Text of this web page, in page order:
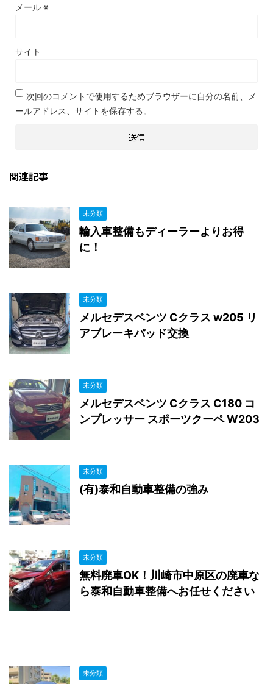
メール ※
サイト
次回のコメントで使用するためブラウザーに自分の名前、メ
ールアドレス、サイトを保存する。
関連記事
未分類
輸入車整備もディーラーよりお得
に！
未分類
メルセデスベンツ Cクラス w205 リ
アブレーキパッド交換
未分類
メルセデスベンツ Cクラス C180 コ
ンプレッサー スポーツクーペ W203
未分類
(有)泰和自動車整備の強み
未分類
無料廃車OK！川崎市中原区の廃車な
ら泰和自動車整備へお任せください
未分類